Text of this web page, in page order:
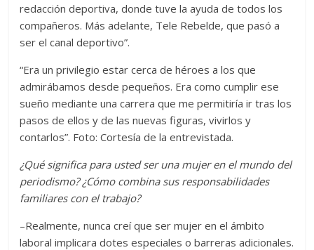
redacción deportiva, donde tuve la ayuda de todos los
compañeros. Más adelante, Tele Rebelde, que pasó a
ser el canal deportivo”.
“Era un privilegio estar cerca de héroes a los que
admirábamos desde pequeños. Era como cumplir ese
sueño mediante una carrera que me permitiría ir tras los
pasos de ellos y de las nuevas figuras, vivirlos y
contarlos”. Foto: Cortesía de la entrevistada.
¿Qué significa para usted ser una mujer en el mundo del
periodismo? ¿Cómo combina sus responsabilidades
familiares con el trabajo?
–Realmente, nunca creí que ser mujer en el ámbito
laboral implicara dotes especiales o barreras adicionales.